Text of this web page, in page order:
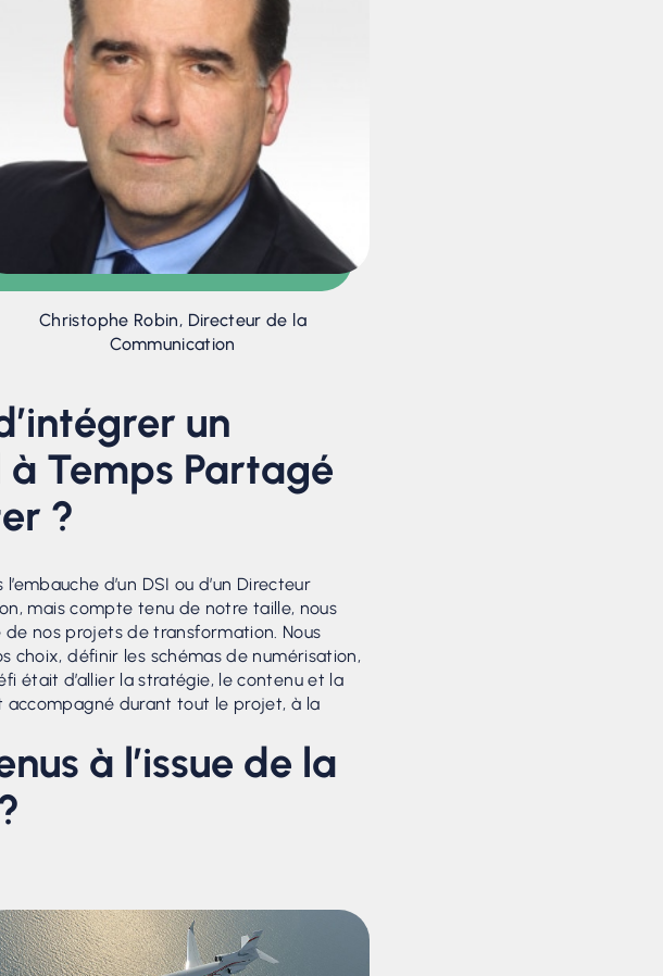
Christophe Robin, Directeur de la
Communication
un
Temps Partagé
?
d’un DSI ou d’un Directeur
mais compte tenu de notre taille, nous
nos projets de transformation. Nous
choix, définir les schémas de numérisation,
était d’allier la stratégie, le contenu et la
accompagné durant tout le projet, à la
à l’issue de la